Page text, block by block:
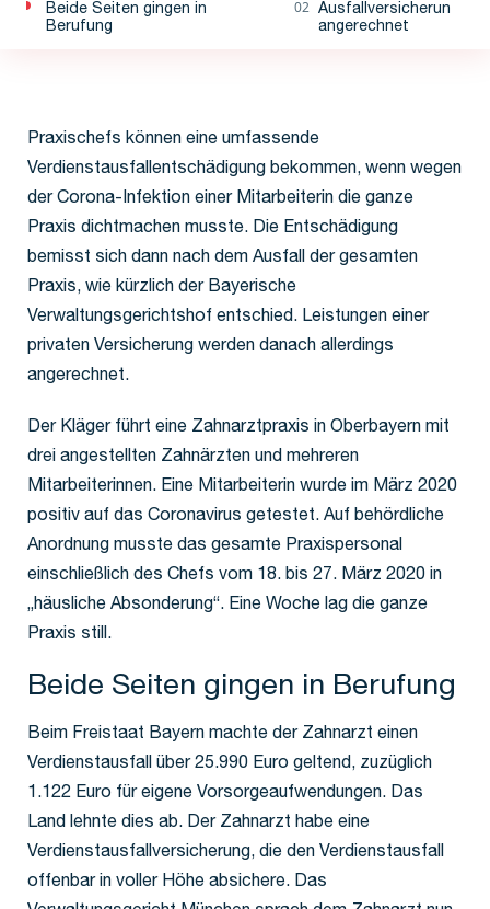
Beide Seiten gingen in
Berufung
Ausfallversicherung
angerechnet
Praxischefs können eine umfassende
Verdienstausfallentschädigung bekommen, wenn wegen
der Corona-Infektion einer Mitarbeiterin die ganze
Praxis dichtmachen musste. Die Entschädigung
bemisst sich dann nach dem Ausfall der gesamten
Praxis, wie kürzlich der Bayerische
Verwaltungsgerichtshof entschied. Leistungen einer
privaten Versicherung werden danach allerdings
angerechnet.
Der Kläger führt eine Zahnarztpraxis in Oberbayern mit
drei angestellten Zahnärzten und mehreren
Mitarbeiterinnen. Eine Mitarbeiterin wurde im März 2020
positiv auf das Coronavirus getestet. Auf behördliche
Anordnung musste das gesamte Praxispersonal
einschließlich des Chefs vom 18. bis 27. März 2020 in
„häusliche Absonderung“. Eine Woche lag die ganze
Praxis still.
Beide Seiten gingen in Berufung
Beim Freistaat Bayern machte der Zahnarzt einen
Verdienstausfall über 25.990 Euro geltend, zuzüglich
1.122 Euro für eigene Vorsorgeaufwendungen. Das
Land lehnte dies ab. Der Zahnarzt habe eine
Verdienstausfallversicherung, die den Verdienstausfall
offenbar in voller Höhe absichere. Das